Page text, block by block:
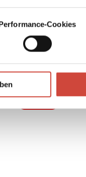
Cookies